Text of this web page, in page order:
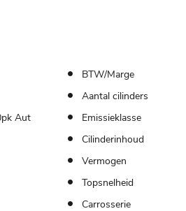
Aut
BTW/Marge
Aantal cilinders
Emissieklasse
Cilinderinhoud
Vermogen
Topsnelheid
Carrosserie